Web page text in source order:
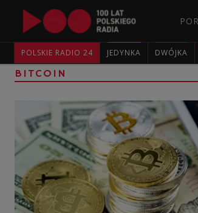
POLSKIE RADIO 24 JEDYNKA DWÓJKA
BITCOIN